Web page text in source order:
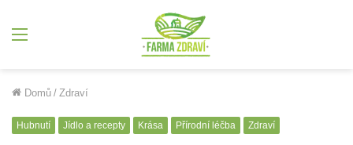
Domů / Zdraví
Hubnutí Jídlo a recepty Krása Přírodní léčba Zdraví